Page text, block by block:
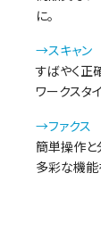
に。
→スキャン
すばやく正
ワークスタ
→ファクス
簡単操作と
多彩な機能